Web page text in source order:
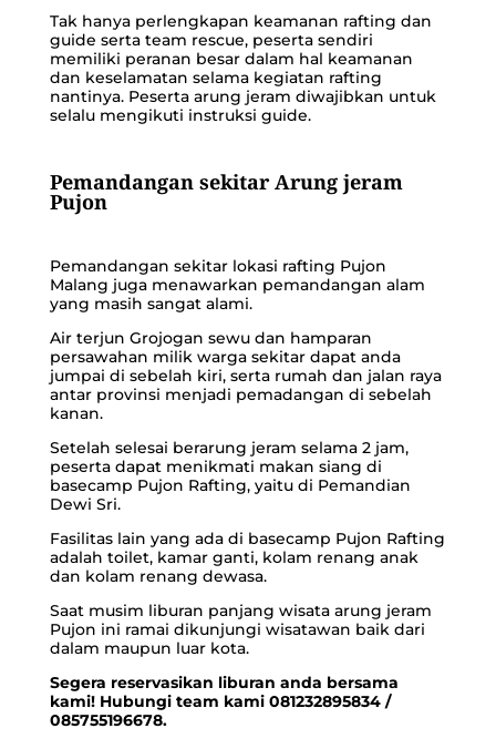
Tak hanya perlengkapan keamanan rafting dan
guide serta team rescue, peserta sendiri
memiliki peranan besar dalam hal keamanan
dan keselamatan selama kegiatan rafting
nantinya. Peserta arung jeram diwajibkan untuk
selalu mengikuti instruksi guide.
Pemandangan sekitar Arung jeram
Pujon
Pemandangan sekitar lokasi rafting Pujon
Malang juga menawarkan pemandangan alam
yang masih sangat alami.
Air terjun Grojogan sewu dan hamparan
persawahan milik warga sekitar dapat anda
jumpai di sebelah kiri, serta rumah dan jalan raya
antar provinsi menjadi pemadangan di sebelah
kanan.
Setelah selesai berarung jeram selama 2 jam,
peserta dapat menikmati makan siang di
basecamp Pujon Rafting, yaitu di Pemandian
Dewi Sri.
Fasilitas lain yang ada di basecamp Pujon Rafting
adalah toilet, kamar ganti, kolam renang anak
dan kolam renang dewasa.
Saat musim liburan panjang wisata arung jeram
Pujon ini ramai dikunjungi wisatawan baik dari
dalam maupun luar kota.
Segera reservasikan liburan anda bersama
kami! Hubungi team kami 081232895834 /
085755196678.